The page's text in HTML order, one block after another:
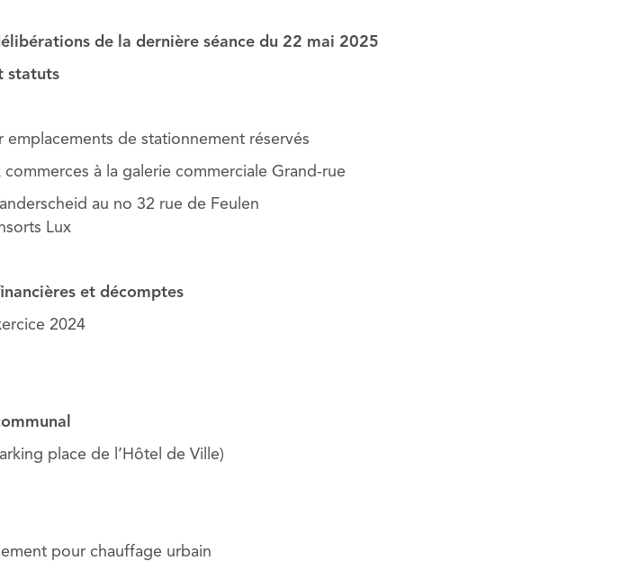
de la dernière séance du 22 mai 2025
statuts
de stationnement réservés
à la galerie commerciale Grand-rue
au no 32 rue de Feulen
Lux
et décomptes
2024
place de l’Hôtel de Ville)
pour chauffage urbain